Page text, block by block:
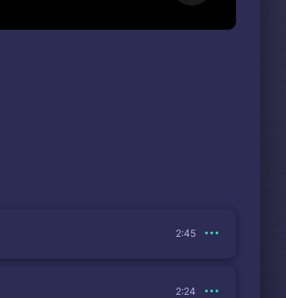
2:45
2:24